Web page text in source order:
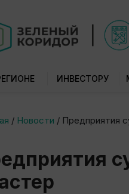
ИНВЕСТОРУ
/ Новости / Предприятия